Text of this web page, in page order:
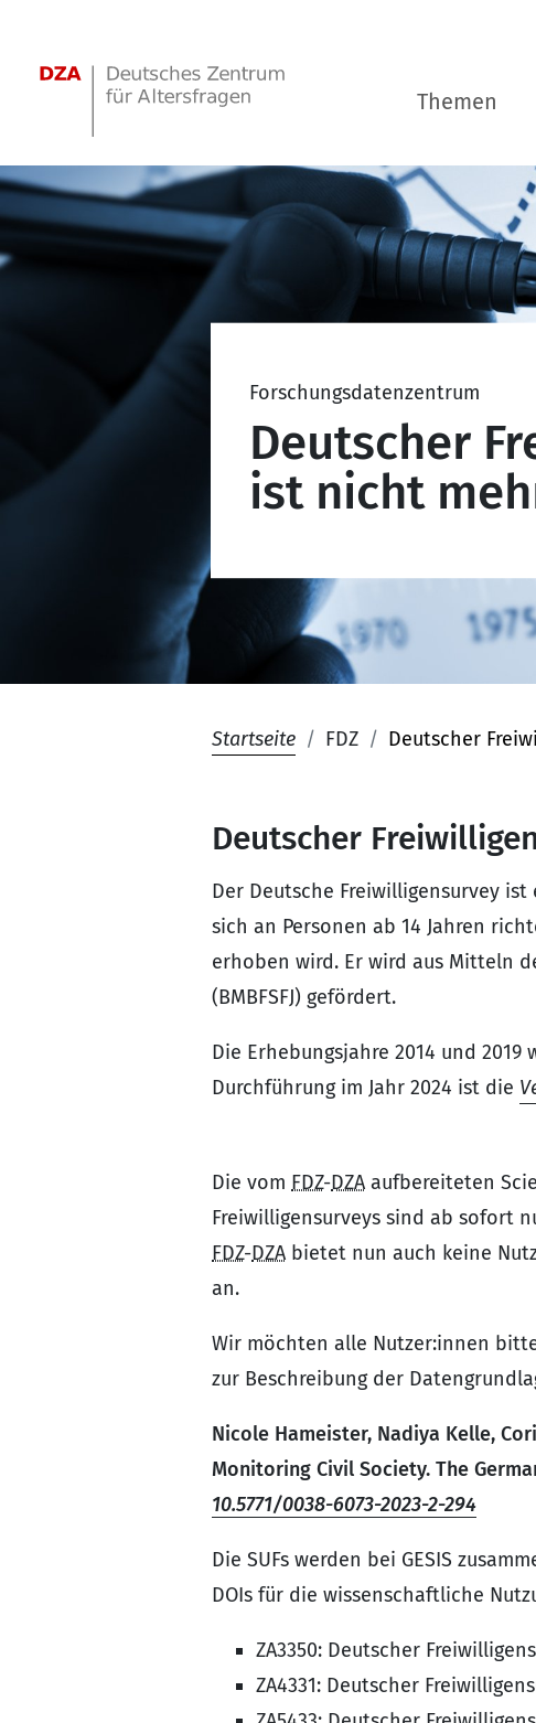
Themen
Forschungsdatenzentrum
Deutscher
ist nicht
Startseite FDZ Deutscher
Deutscher
Der Deutsche Freiwilligensurvey
sich an Personen ab 14 Jahren
erhoben wird. Er wird aus Mitteln
(BMBFSFJ) gefördert.
Die Erhebungsjahre 2014 und 2019
Durchführung im Jahr 2024 ist die
Die vom FDZ-DZA aufbereiteten
Freiwilligensurveys sind ab sofort
FDZ-DZA bietet nun auch keine
an.
Wir möchten alle Nutzer:innen
zur Beschreibung der
Nicole Hameister, Nadiya Kelle,
Monitoring Civil Society. The
10.5771/0038-6073-2023-2-294
Die SUFs werden bei GESIS
DOIs für die wissenschaftliche
ZA3350: Deutscher
ZA4331: Deutscher